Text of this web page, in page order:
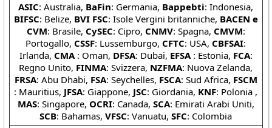
ASIC: Australia, BaFin: Germania, Bappebti: Indonesia,
BIFSC: Belize, BVI FSC: Isole Vergini britanniche, BACEN e
CVM: Brasile, CySEC: Cipro, CNMV: Spagna, CMVM:
Portogallo, CSSF: Lussemburgo, CFTC: USA, CBFSAI:
Irlanda, CMA: Oman, DFSA: Dubai, EFSA: Estonia, FCA:
Regno Unito, FINMA: Svizzera, NZFMA: Nuova Zelanda,
FRSA: Abu Dhabi, FSA: Seychelles, FSCA: Sud Africa, FSCM
: Mauritius, JFSA: Giappone, JSC: Giordania, KNF: Polonia ,
MAS: Singapore, OCRI: Canada, SCA: Emirati Arabi Uniti,
SCB: Bahamas,VFSC: Vanuatu,SFC: Colombia